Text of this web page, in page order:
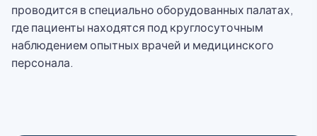
проводится в специально оборудованных палатах,
где пациенты находятся под круглосуточным
наблюдением опытных врачей и медицинского
персонала.